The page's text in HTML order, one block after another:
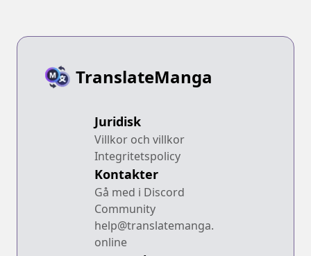
TranslateManga
Juridisk
Villkor och villkor
Integritetspolicy
Kontakter
Gå med i Discord
Community
help@translatemanga.
online